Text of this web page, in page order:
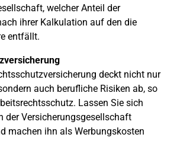
welcher Anteil der
ihrer Kalkulation auf den die
entfällt.
deckt nicht nur
auch berufliche Risiken ab, so
Lassen Sie sich
der Versicherungsgesellschaft
machen ihn als Werbungskosten